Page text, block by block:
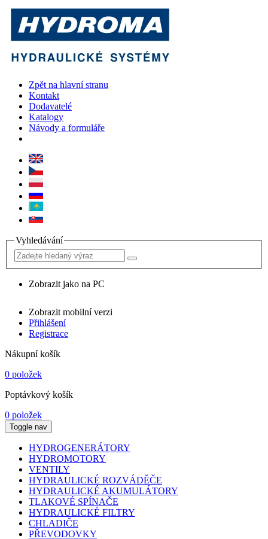
Zpět na hlavní stranu
Kontakt
Dodavatelé
Katalogy
Návody a formuláře
Vyhledávání
Zobrazit jako na PC
Zobrazit mobilní verzi
Přihlášení
Registrace
Nákupní košík
0 položek
Poptávkový košík
0 položek
Toggle nav
HYDROGENERÁTORY
HYDROMOTORY
VENTILY
HYDRAULICKÉ ROZVÁDĚČE
HYDRAULICKÉ AKUMULÁTORY
TLAKOVÉ SPÍNAČE
HYDRAULICKÉ FILTRY
CHLADIČE
PŘEVODOVKY